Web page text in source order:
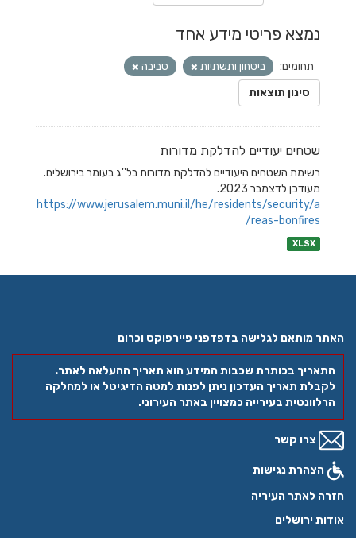
נמצא פריטי מידע אחד
תחומים: ביטחון ותשתיות
סביבה
סינון תוצאות
שטחים יעודיים להדלקת מדורות
רשימת השטחים היעודיים להדלקת מדורות בל''ג בעומר בירושלים.
מעודכן לדצמבר 2023.
https://www.jerusalem.muni.il/he/residents/security/a
reas-bonfires/
XLSX
האתר מותאם לגלישה בדפדפני פיירפוקס וכרום
התאריך בכותרת שכבות המידע הוא תאריך ההעלאה לאתר.
לקבלת תאריך העדכון ניתן לפנות למטה הדיגיטל או למחלקה
הרלוונטית בעירייה כמצויין באתר העירוני.
צרו קשר
הצהרת נגישות
חזרה לאתר העיריה
אודות ירושלים